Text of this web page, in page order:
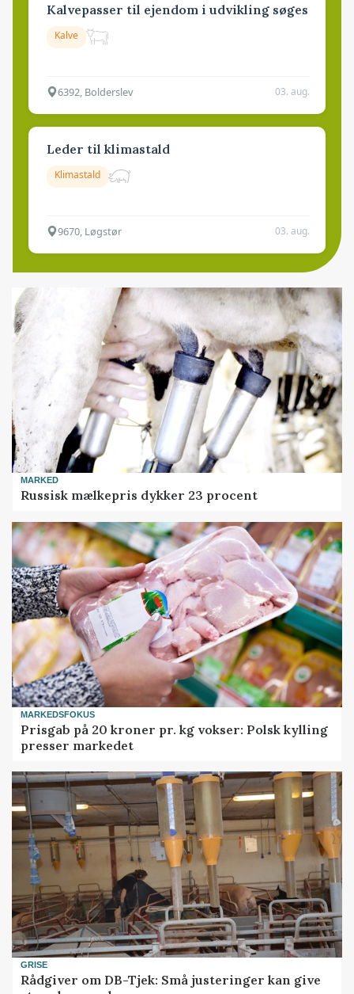
Kalvepasser til ejendom i udvikling søges
Kalve
6392, Bolderslev 03. aug.
Leder til klimastald
Klimastald
9670, Løgstør 03. aug.
MARKED
Russisk mælkepris dykker 23 procent
MARKEDSFOKUS
Prisgab på 20 kroner pr. kg vokser: Polsk kylling
presser markedet
GRISE
Rådgiver om DB-Tjek: Små justeringer kan give